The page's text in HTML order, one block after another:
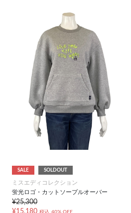
SALE SOLDOUT
ミスエディコレクション
蛍光ロゴ・カットソープルオーバー
¥25,300
¥15,180 税込 40% OFF